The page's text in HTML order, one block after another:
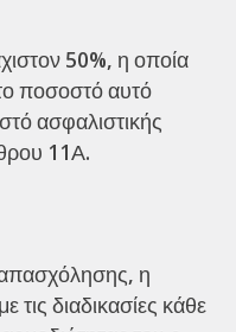
50%, η οποία
ποσοστό αυτό
ασφαλιστικής
11Α.
η
τις διαδικασίες κάθε